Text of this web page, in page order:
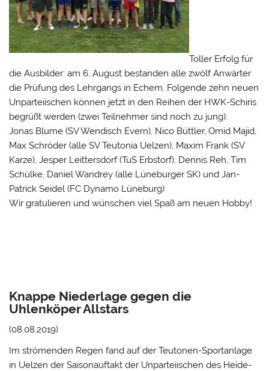
Toller Erfolg für
die Ausbilder: am 6. August bestanden alle zwölf Anwärter
die Prüfung des Lehrgangs in Echem. Folgende zehn neuen
Unparteiischen können jetzt in den Reihen der HWK-Schiris
begrüßt werden (zwei Teilnehmer sind noch zu jung):
Jonas Blume (SV Wendisch Evern), Nico Büttler, Omid Majid,
Max Schröder (alle SV Teutonia Uelzen), Maxim Frank (SV
Karze), Jesper Leittersdorf (TuS Erbstorf), Dennis Reh, Tim
Schülke, Daniel Wandrey (alle Lüneburger SK) und Jan-
Patrick Seidel (FC Dynamo Lüneburg)
Wir gratulieren und wünschen viel Spaß am neuen Hobby!
Knappe Niederlage gegen die
Uhlenköper Allstars
(08.08.2019)
Im strömenden Regen fand auf der Teutonen-Sportanlage
in Uelzen der Saisonauftakt der Unparteiischen des Heide-